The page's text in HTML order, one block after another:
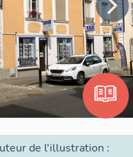
de l'illustration :